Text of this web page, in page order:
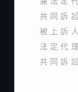
共同訴
被上訴人
法定代
共同訴